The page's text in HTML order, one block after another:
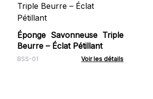
Éponge Savonneuse Triple
Beurre – Éclat Pétillant
BSS-01 Voir les détails